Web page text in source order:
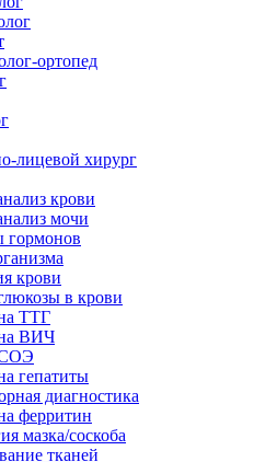
ортопед
лицевой хирург
крови
мочи
гормонов
крови
в крови
ТТГ
ВИЧ
гепатиты
диагностика
ферритин
мазка/соскоба
тканей